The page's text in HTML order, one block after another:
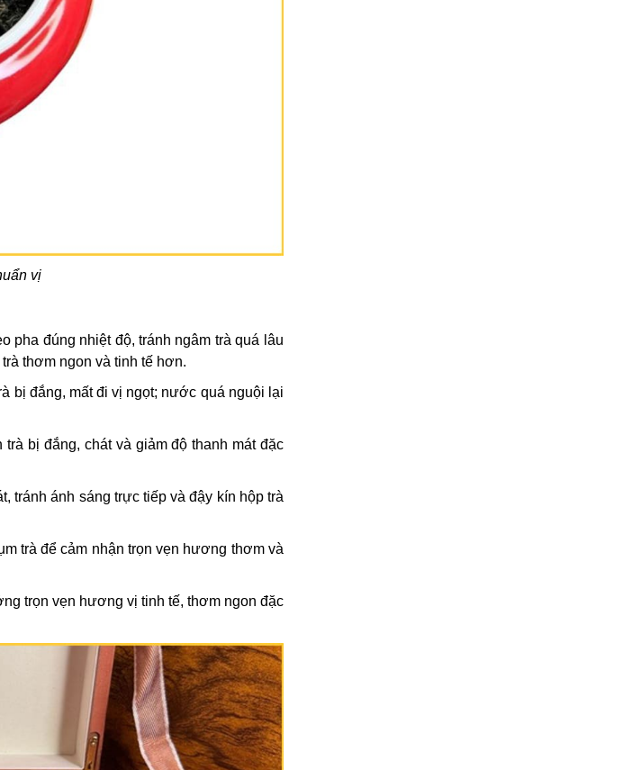
vị
pha đúng nhiệt độ, tránh ngâm trà quá lâu
thơm ngon và tinh tế hơn.
bị đắng, mất đi vị ngọt; nước quá nguội lại
bị đắng, chát và giảm độ thanh mát đặc
tránh ánh sáng trực tiếp và đậy kín hộp trà
trà để cảm nhận trọn vẹn hương thơm và
trọn vẹn hương vị tinh tế, thơm ngon đặc